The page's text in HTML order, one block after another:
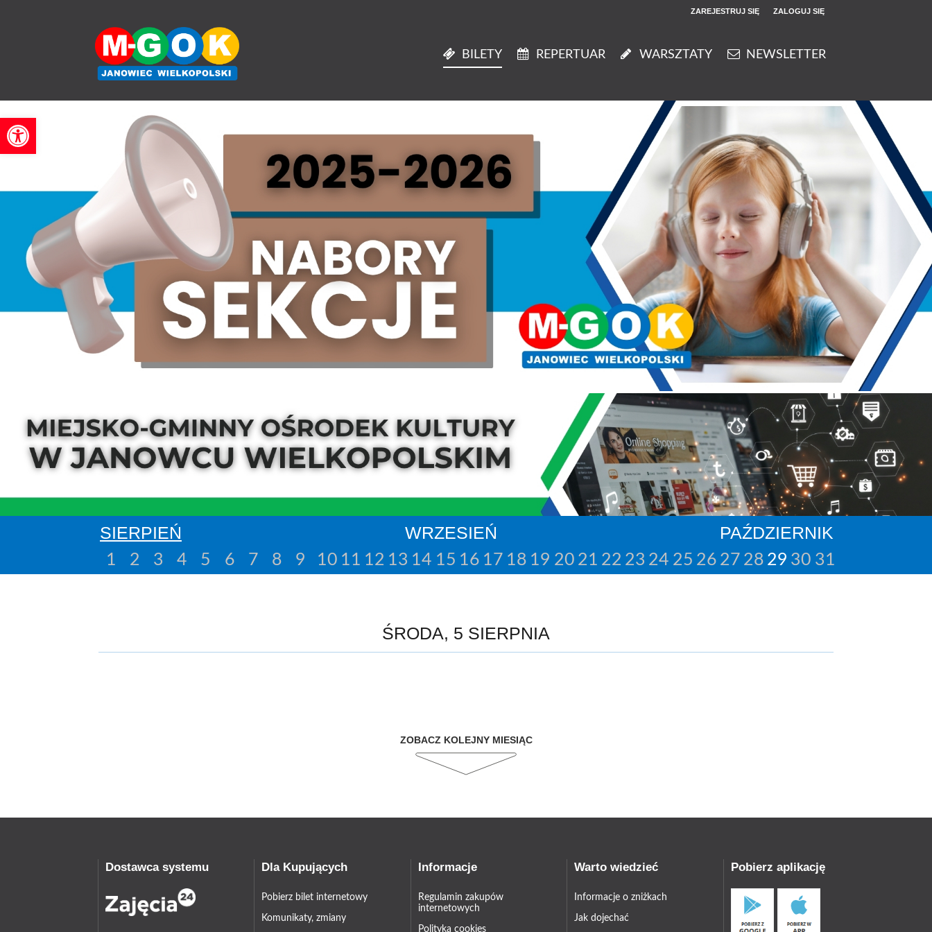
Otwórz pasek narzędzi
'
ZAREJESTRUJ SIĘ ZALOGUJ SIĘ
14 50
BILETY REPERTUAR WARSZTATY NEWSLETTER
SIERPIEŃ WRZESIEŃ PAŹDZIERNIK
1 2 3 4 5 6 7 8 9 10 11 12 13 14 15 16 17 18 19 20 21 22 23 24 25 26 27 28 29 30 31
ŚRODA, 5 SIERPNIA
ZOBACZ KOLEJNY MIESIĄC
Dostawca systemu Dla Kupujących
Pobierz bilet internetowy
Komunikaty, zmiany
Informacje
Regulamin zakupów
internetowych
Polityka cookies
Warto wiedzieć
Informacje o zniżkach
Jak dojechać
Pobierz aplikację